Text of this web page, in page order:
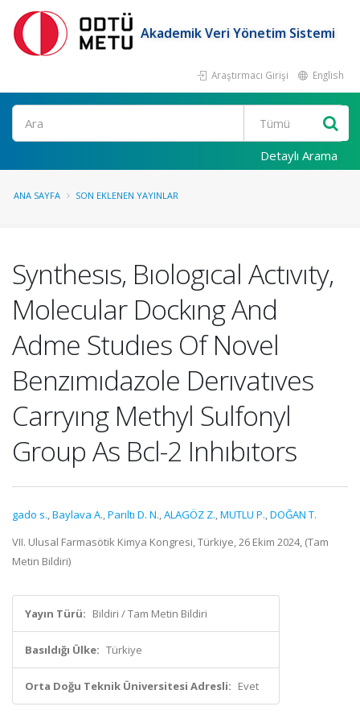
Akademik Veri Yönetim Sistemi
Araştırmacı Girişi English
Ara
Detaylı Arama
ANA SAYFA SON EKLENEN YAYINLAR
Synthesıs, Bıologıcal Actıvıty,
Molecular Dockıng And
Adme Studıes Of Novel
Benzımıdazole Derıvatıves
Carryıng Methyl Sulfonyl
Group As Bcl-2 Inhıbıtors
gado s.,Baylava A.,Parıltı D. N.,ALAGÖZ Z.,MUTLU P.,DOĞAN T.
VII. Ulusal Farmasötik Kimya Kongresi, Türkiye, 26 Ekim 2024, (Tam
Metin Bildiri)
Yayın Türü: Bildiri / Tam Metin Bildiri
Basıldığı Ülke: Türkiye
Orta Doğu Teknik Üniversitesi Adresli: Evet